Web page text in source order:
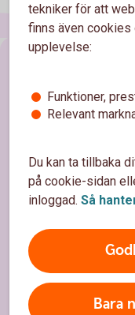
tekniker för att
finns även cookies
upplevelse:
Funktioner,
Relevant
Du kan ta tillbaka
på cookie-sidan
inloggad. Så
Bara
Kundservice
Hitta bankkontor
Bli kund
Priser, räntor och
Om oss